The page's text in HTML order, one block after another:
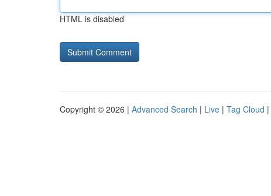
HTML is disabled
Copyright © 2026 | Advanced Search | Live | Tag Cloud |